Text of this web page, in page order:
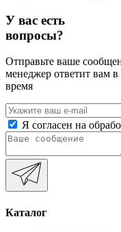
У вас есть
вопросы?
Отправьте ваше
менеджер ответит вам
время
Я согласен на
Каталог